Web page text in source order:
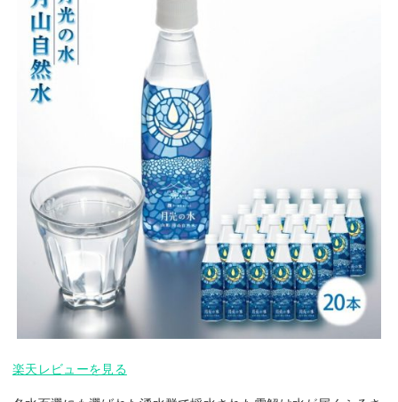
楽天レビューを見る